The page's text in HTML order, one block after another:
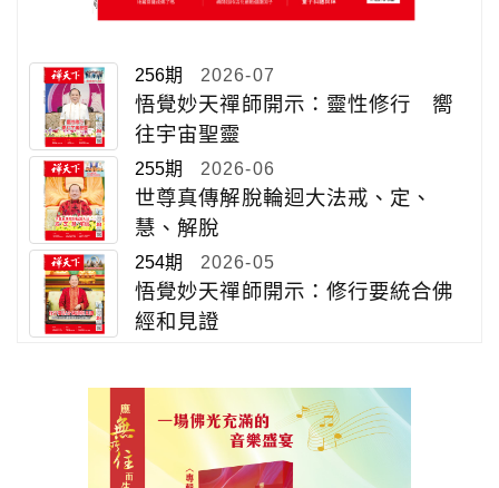
256期 2026-07
悟覺妙天禪師開示：靈性修行 嚮
往宇宙聖靈
255期 2026-06
世尊真傳解脫輪迴大法戒、定、
慧、解脫
254期 2026-05
悟覺妙天禪師開示：修行要統合佛
經和見證